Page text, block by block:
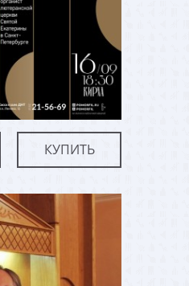
КУПИТЬ